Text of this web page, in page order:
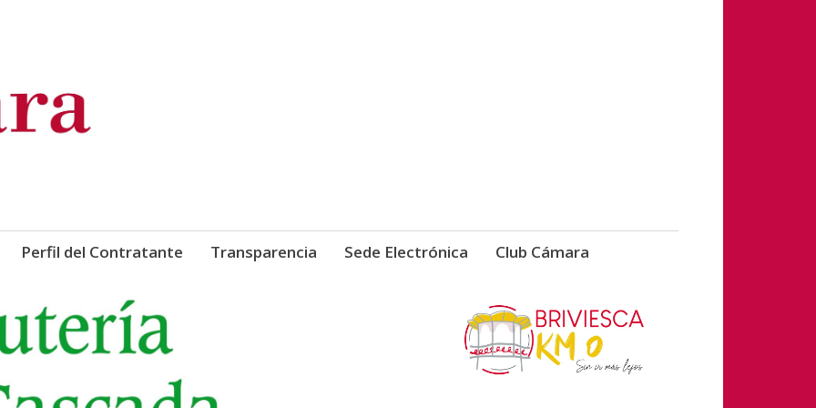
Comercio, Industria y Servicios de Briviesca
Perfil del Contratante Transparencia Sede Electrónica Club Cámara